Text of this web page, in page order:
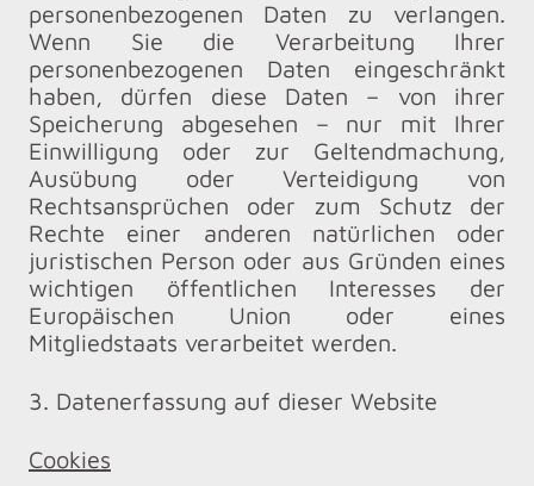
personenbezogenen Daten zu verlangen.
Wenn Sie die Verarbeitung Ihrer
personenbezogenen Daten eingeschränkt
haben, dürfen diese Daten – von ihrer
Speicherung abgesehen – nur mit Ihrer
Einwilligung oder zur Geltendmachung,
Ausübung oder Verteidigung von
Rechtsansprüchen oder zum Schutz der
Rechte einer anderen natürlichen oder
juristischen Person oder aus Gründen eines
wichtigen öffentlichen Interesses der
Europäischen Union oder eines
Mitgliedstaats verarbeitet werden.
3. Datenerfassung auf dieser Website
Cookies